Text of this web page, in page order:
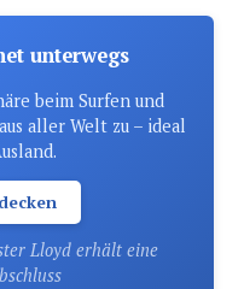
unterwegs
beim Surfen und
aller Welt zu – ideal
Lloyd erhält eine